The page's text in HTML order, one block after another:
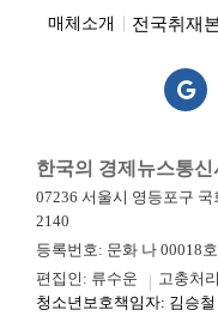
매체소개 전국취재
한국의 경제뉴스통신
07236 서울시 영등포구
2140
등록번호: 문화 나 00018호
편집인: 류수운
고충처
청소년보호책임자: 김승철